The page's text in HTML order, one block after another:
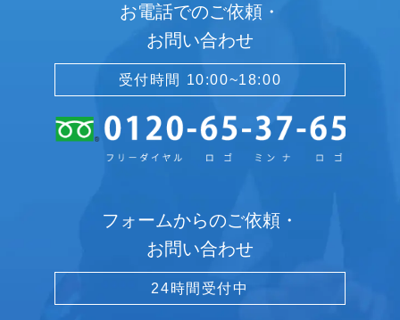
お電話でのご依頼・
お問い合わせ
受付時間 10:00~18:00
フォームからのご依頼・
お問い合わせ
24時間受付中